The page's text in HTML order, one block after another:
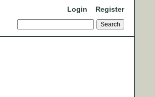
Login Register